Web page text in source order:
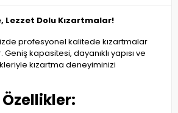
Lezzet Dolu Kızartmalar!
profesyonel kalitede kızartmalar
Geniş kapasitesi, dayanıklı yapısı ve
kızartma deneyiminizi
Özellikler: